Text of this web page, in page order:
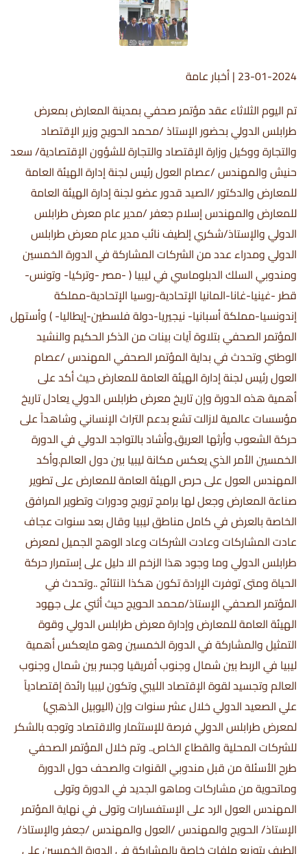
23-01-2024
|أخبار عامة
تم اليوم الثلاثاء عقد مؤتمر صحفي بمدينة المعارض بمعرض
طرابلس الدولي بحضور الإستاذ /محمد الحويج وزير الإقتصاد
والتجارة ووكيل وزارة الإقتصاد والتجارة للشؤون الإقتصادية/ سعد
حنيش والمهندس /عصام العول رئيس لجنة إدارة الهيئة العامة
للمعارض والدكتور /الصيد قدور عضو لجنة إدارة الهيئة العامة
للمعارض والمهندس إسلام جعفر /مدير عام معرض طرابلس
الدولي والإستاذ/شكري إلطيف نائب مدير عام معرض طرابلس
الدولي ومدراء عدد من الشركات المشاركة في الدورة الخمسين
ومندوبي السلك الدبلوماسي في ليبيا ( -مصر -وتركيا- وتونس-
قطر -غينيا-غانا-المانيا الإتحادية-روسيا الإتحادية-مملكة
إندونسيا-مملكة أسبانيا- نيجيريا-دولة فلسطين-إيطاليا- ) وأستهل
المؤتمر الصحفي بتلاوة آيات بينات من الذكر الحكيم والنشيد
الوطني وتحدث في بداية المؤتمر الصحفي المهندس /عصام
العول رئيس لجنة إدارة الهيئة العامة للمعارض حيث أكد على
أهمية هذه الدورة وإن تاريخ معرض طرابلس الدولي يعادل تاريخ
مؤسسات عالمية لازالت تشع بدعم التراث الإنساني وشاهداً على
حركة الشعوب وأرثها العريق.وأشاد بالتواجد الدولي في الدورة
الخمسين الأمر الذي يعكس مكانة ليبيا بين دول العالم.وأكد
المهندس العول على حرص الهيئة العامة للمعارض على تطوير
صناعة المعارض وجعل لها برامج ترويج ودورات وتطوير المرافق
الخاصة بالعرض في كامل مناطق ليبيا وقال بعد سنوات عجاف
عادت المشاركات وعادت الشركات وعاد الوهج الجميل لمعرض
طرابلس الدولي وما وجود هذا الزخم الا دليل على إستمرار حركة
الحياة ومتى توفرت الإرادة تكون هكذا النتائج ..وتحدث في
المؤتمر الصحفي الإستاذ/محمد الحويج حيث أثني على جهود
الهيئة العامة للمعارض وإدارة معرض طرابلس الدولي وقوة
التمثيل والمشاركة في الدورة الخمسين وهو مايعكس أهمية
ليبيا في الربط بين شمال وجنوب أفريقيا وجسر بين شمال وجنوب
العالم وتجسيد لقوة الإقتصاد الليبي وتكون ليبيا رائدة إقتصادياً
علي الصعيد الدولي خلال عشر سنوات وإن (اليوبيل الذهبي)
لمعرض طرابلس الدولي فرصة للإستثمار والاقتصاد وتوجه بالشكر
للشركات المحلية والقطاع الخاص.. وتم خلال المؤتمر الصحفي
طرح الأسئلة من قبل مندوبي القنوات والصحف حول الدورة
وماتحوية من مشاركات وماهو الجديد في الدورة وتولى
المهندس العول الرد على الإستفسارات وتولى في نهاية المؤتمر
الإستاذ/ الحويج والمهندس /العول والمهندس /جعفر والإستاذ/
إلطيف بتوزيع ملفات خاصة بالمشاركة في الدورة الخمسين على